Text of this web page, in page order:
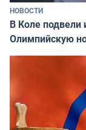
НОВОСТИ
В Коле подвели
Олимпийскую